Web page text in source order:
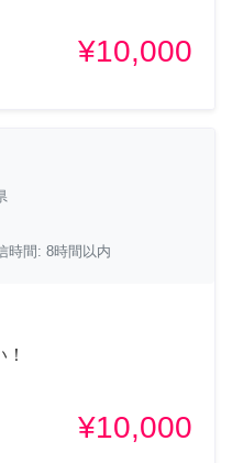
¥10,000
時間: 8時間以内
¥10,000